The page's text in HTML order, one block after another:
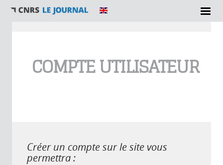
COMPTE UTILISATEUR
Créer un compte sur le site vous
permettra :